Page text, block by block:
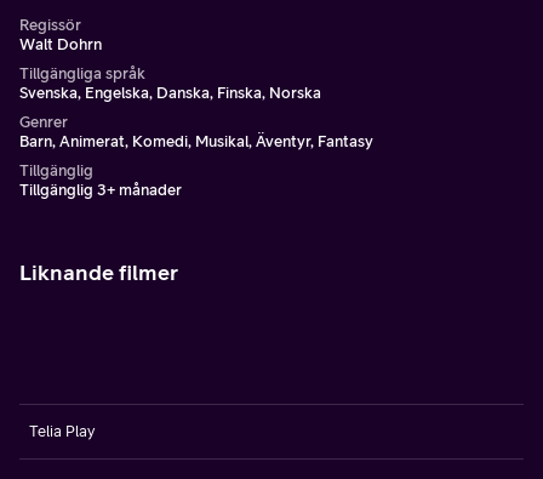
Regissör
Walt Dohrn
Tillgängliga språk
Svenska, Engelska, Danska, Finska, Norska
Genrer
Barn, Animerat, Komedi, Musikal, Äventyr, Fantasy
Tillgänglig
Tillgänglig 3+ månader
Liknande filmer
Telia Play